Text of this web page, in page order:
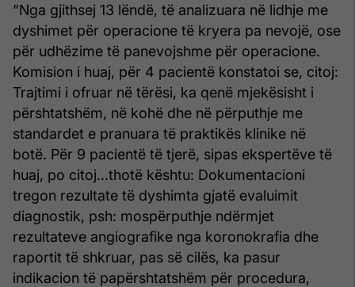
“Nga gjithsej 13 lëndë, të analizuara në lidhje me
dyshimet për operacione të kryera pa nevojë, ose
për udhëzime të panevojshme për operacione.
Komision i huaj, për 4 pacientë konstatoi se, citoj:
Trajtimi i ofruar në tërësi, ka qenë mjekësisht i
përshtatshëm, në kohë dhe në përputhje me
standardet e pranuara të praktikës klinike në
botë. Për 9 pacientë të tjerë, sipas ekspertëve të
huaj, po citoj…thotë kështu: Dokumentacioni
tregon rezultate të dyshimta gjatë evaluimit
diagnostik, psh: mospërputhje ndërmjet
rezultateve angiografike nga koronokrafia dhe
raportit të shkruar, pas së cilës, ka pasur
indikacion të papërshtatshëm për procedura,